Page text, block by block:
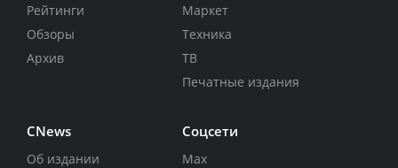
Рейтинги
Обзоры
Архив
Маркет
Техника
ТВ
Печатные издания
CNews
Об издании
Соцсети
Max